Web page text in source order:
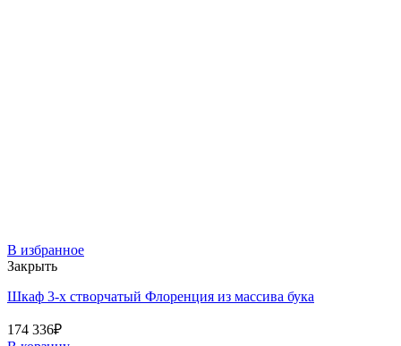
В избранное
Закрыть
Шкаф 3-х створчатый Флоренция из массива бука
174 336₽